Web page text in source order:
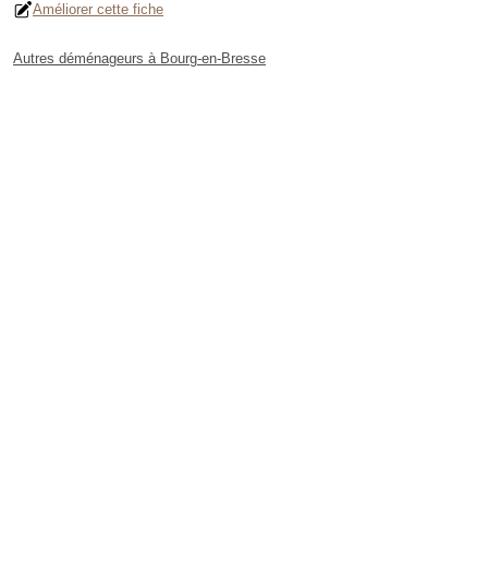
Améliorer cette fiche
Autres déménageurs à Bourg-en-Bresse